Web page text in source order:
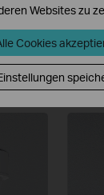
mit
Websites zu
Cookies